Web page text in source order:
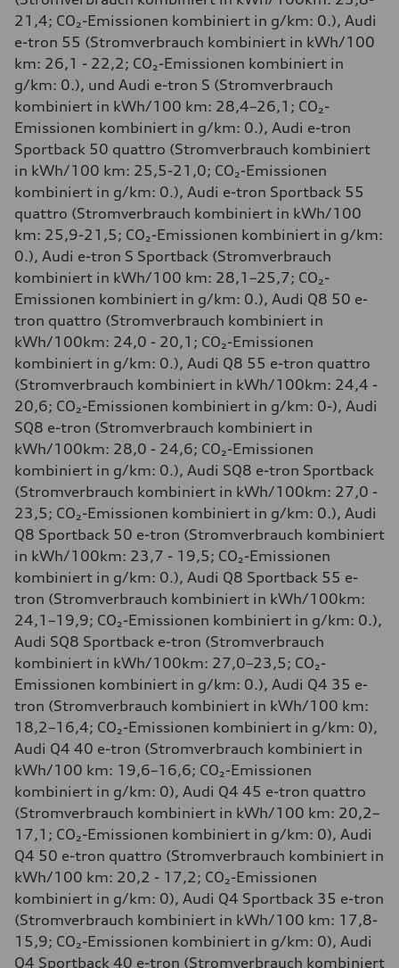
21,4; CO₂-Emissionen kombiniert in g/km: 0.), Audi
e-tron 55 (Stromverbrauch kombiniert in kWh/100
km: 26,1 - 22,2; CO₂-Emissionen kombiniert in
g/km: 0.), und Audi e-tron S (Stromverbrauch
kombiniert in kWh/100 km: 28,4–26,1; CO₂-
Emissionen kombiniert in g/km: 0.), Audi e-tron
Sportback 50 quattro (Stromverbrauch kombiniert
in kWh/100 km: 25,5-21,0; CO₂-Emissionen
kombiniert in g/km: 0.), Audi e-tron Sportback 55
quattro (Stromverbrauch kombiniert in kWh/100
km: 25,9-21,5; CO₂-Emissionen kombiniert in g/km:
0.), Audi e-tron S Sportback (Stromverbrauch
kombiniert in kWh/100 km: 28,1–25,7; CO₂-
Emissionen kombiniert in g/km: 0.), Audi Q8 50 e-
tron quattro (Stromverbrauch kombiniert in
kWh/100km: 24,0 - 20,1; CO₂-Emissionen
kombiniert in g/km: 0.), Audi Q8 55 e-tron quattro
(Stromverbrauch kombiniert in kWh/100km: 24,4 -
20,6; CO₂-Emissionen kombiniert in g/km: 0-), Audi
SQ8 e-tron (Stromverbrauch kombiniert in
kWh/100km: 28,0 - 24,6; CO₂-Emissionen
kombiniert in g/km: 0.), Audi SQ8 e-tron Sportback
(Stromverbrauch kombiniert in kWh/100km: 27,0 -
23,5; CO₂-Emissionen kombiniert in g/km: 0.), Audi
Q8 Sportback 50 e-tron (Stromverbrauch kombiniert
in kWh/100km: 23,7 - 19,5; CO₂-Emissionen
kombiniert in g/km: 0.), Audi Q8 Sportback 55 e-
tron (Stromverbrauch kombiniert in kWh/100km:
24,1–19,9; CO₂-Emissionen kombiniert in g/km: 0.),
Audi SQ8 Sportback e-tron (Stromverbrauch
kombiniert in kWh/100km: 27,0–23,5; CO₂-
Emissionen kombiniert in g/km: 0.), Audi Q4 35 e-
tron (Stromverbrauch kombiniert in kWh/100 km:
18,2–16,4; CO₂-Emissionen kombiniert in g/km: 0),
Audi Q4 40 e-tron (Stromverbrauch kombiniert in
kWh/100 km: 19,6–16,6; CO₂-Emissionen
kombiniert in g/km: 0), Audi Q4 45 e-tron quattro
(Stromverbrauch kombiniert in kWh/100 km: 20,2–
17,1; CO₂-Emissionen kombiniert in g/km: 0), Audi
Q4 50 e-tron quattro (Stromverbrauch kombiniert in
kWh/100 km: 20,2 - 17,2; CO₂-Emissionen
kombiniert in g/km: 0), Audi Q4 Sportback 35 e-tron
(Stromverbrauch kombiniert in kWh/100 km: 17,8-
15,9; CO₂-Emissionen kombiniert in g/km: 0), Audi
Q4 Sportback 40 e-tron (Stromverbrauch kombiniert